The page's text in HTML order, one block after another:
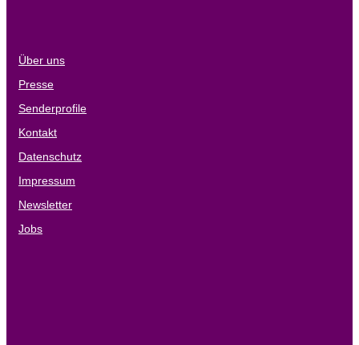
Über uns
Presse
Senderprofile
Kontakt
Datenschutz
Impressum
Newsletter
Jobs